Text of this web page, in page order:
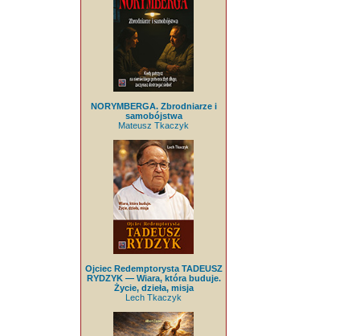
NORYMBERGA. Zbrodniarze i
samobójstwa
Mateusz Tkaczyk
Ojciec Redemptorysta TADEUSZ
RYDZYK — Wiara, która buduje.
Życie, dzieła, misja
Lech Tkaczyk